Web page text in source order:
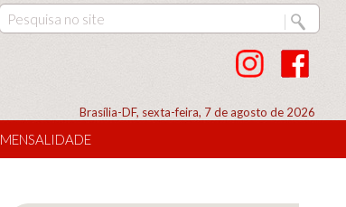
Brasília-DF, sexta-feira, 7 de agosto de 2026
MENSALIDADE